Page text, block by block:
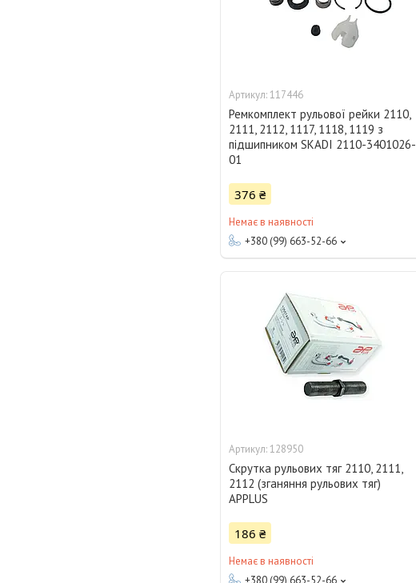
117446
Ремкомплект рульової рейки 2110,
2111, 2112, 1117, 1118, 1119 з
підшипником SKADI 2110-3401026-
01
376 ₴
Немає в наявності
+380 (99) 663-52-66
128950
Скрутка рульових тяг 2110, 2111,
2112 (зганяння рульових тяг)
APPLUS
186 ₴
Немає в наявності